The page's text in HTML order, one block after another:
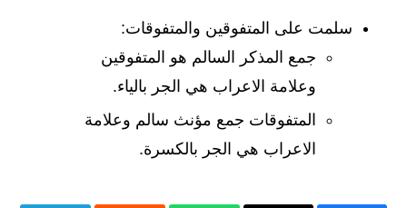
سلمت على المتفوقين والمتفوقات:
جمع المذكر السالم هو المتفوقين
وعلامة الاعراب هي الجر بالياء.
المتفوقات جمع مؤنث سالم وعلامة
الاعراب هي الجر بالكسرة.